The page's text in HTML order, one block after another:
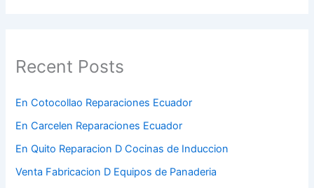
Recent Posts
En Cotocollao Reparaciones Ecuador
En Carcelen Reparaciones Ecuador
En Quito Reparacion D Cocinas de Induccion
Venta Fabricacion D Equipos de Panaderia